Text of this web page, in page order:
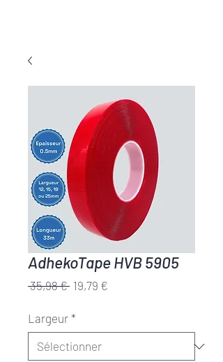
AdhekoTape HVB 5905
35,98 € Prix
19,79 €
Largeur *